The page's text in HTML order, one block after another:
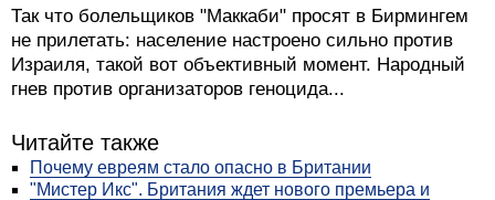
Так что болельщиков "Маккаби" просят в Бирмингем
не прилетать: население настроено сильно против
Израиля, такой вот объективный момент. Народный
гнев против организаторов геноцида...
Читайте также
Почему евреям стало опасно в Британии
"Мистер Икс". Британия ждет нового премьера и